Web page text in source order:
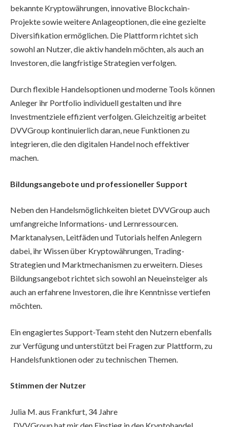
bekannte Kryptowährungen, innovative Blockchain-
Projekte sowie weitere Anlageoptionen, die eine gezielte
Diversifikation ermöglichen. Die Plattform richtet sich
sowohl an Nutzer, die aktiv handeln möchten, als auch an
Investoren, die langfristige Strategien verfolgen.
Durch flexible Handelsoptionen und moderne Tools können
Anleger ihr Portfolio individuell gestalten und ihre
Investmentziele effizient verfolgen. Gleichzeitig arbeitet
DVVGroup kontinuierlich daran, neue Funktionen zu
integrieren, die den digitalen Handel noch effektiver
machen.
Bildungsangebote und professioneller Support
Neben den Handelsmöglichkeiten bietet DVVGroup auch
umfangreiche Informations- und Lernressourcen.
Marktanalysen, Leitfäden und Tutorials helfen Anlegern
dabei, ihr Wissen über Kryptowährungen, Trading-
Strategien und Marktmechanismen zu erweitern. Dieses
Bildungsangebot richtet sich sowohl an Neueinsteiger als
auch an erfahrene Investoren, die ihre Kenntnisse vertiefen
möchten.
Ein engagiertes Support-Team steht den Nutzern ebenfalls
zur Verfügung und unterstützt bei Fragen zur Plattform, zu
Handelsfunktionen oder zu technischen Themen.
Stimmen der Nutzer
Julia M. aus Frankfurt, 34 Jahre